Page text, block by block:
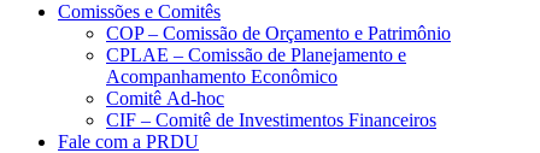
Comissões e Comitês
COP – Comissão de Orçamento e Patrimônio
CPLAE – Comissão de Planejamento e
Acompanhamento Econômico
Comitê Ad-hoc
CIF – Comitê de Investimentos Financeiros
Fale com a PRDU